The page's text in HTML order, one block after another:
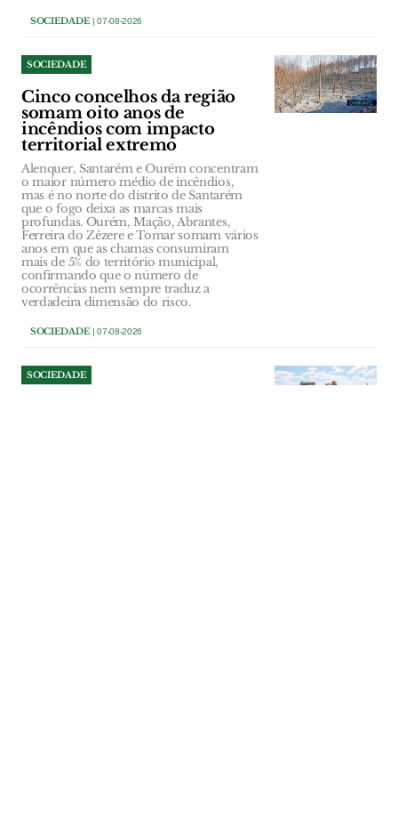
SOCIEDADE| 07-08-2026
SOCIEDADE
Cinco concelhos da região
somam oito anos de
incêndios com impacto
territorial extremo
Alenquer, Santarém e Ourém concentram
o maior número médio de incêndios,
mas é no norte do distrito de Santarém
que o fogo deixa as marcas mais
profundas. Ourém, Mação, Abrantes,
Ferreira do Zêzere e Tomar somam vários
anos em que as chamas consumiram
mais de 5% do território municipal,
confirmando que o número de
ocorrências nem sempre traduz a
verdadeira dimensão do risco.
SOCIEDADE| 07-08-2026
SOCIEDADE